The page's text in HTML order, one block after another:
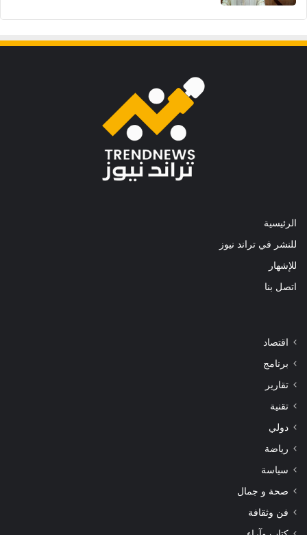
الرئيسية
للنشر في تراند نيوز
للإشهار
اتصل بنا
اقتصاد
برنامج
تقارير
تقنية
دولي
رياضة
سياسة
صحة و جمال
فن وثقافة